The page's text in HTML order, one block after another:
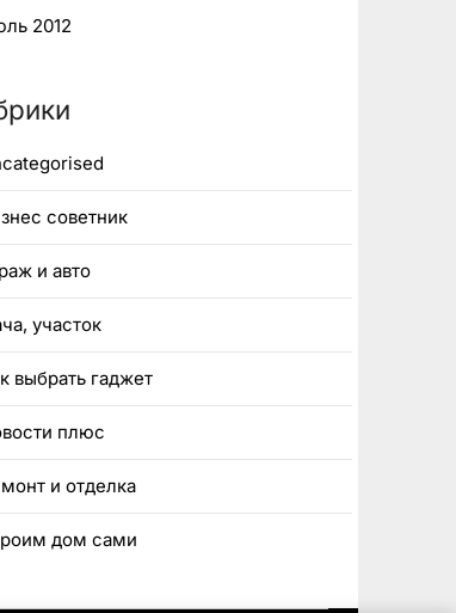
2012
советник
и авто
участок
выбрать гаджет
плюс
и отделка
дом сами